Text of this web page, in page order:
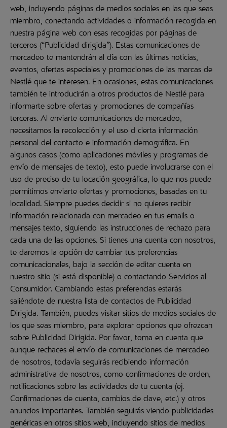
web, incluyendo páginas de medios sociales en las que seas
miembro, conectando actividades o información recogida en
nuestra página web con esas recogidas por páginas de
terceros (“Publicidad dirigida”). Estas comunicaciones de
mercadeo te mantendrán al día con las últimas noticias,
eventos, ofertas especiales y promociones de las marcas de
Nestlé que te interesen. En ocasiones, estas comunicaciones
también te introducirán a otros productos de Nestlé para
informarte sobre ofertas y promociones de compañías
terceras. Al enviarte comunicaciones de mercadeo,
necesitamos la recolección y el uso d cierta información
personal del contacto e información demográfica. En
algunos casos (como aplicaciones móviles y programas de
envío de mensajes de texto), esto puede involucrarse con el
uso de preciso de tu locación geográfica, lo que nos puede
permitirnos enviarte ofertas y promociones, basadas en tu
localidad. Siempre puedes decidir si no quieres recibir
información relacionada con mercadeo en tus emails o
mensajes texto, siguiendo las instrucciones de rechazo para
cada una de las opciones. Si tienes una cuenta con nosotros,
te daremos la opción de cambiar tus preferencias
comunicacionales, bajo la sección de editar cuenta en
nuestro sitio (si está disponible) o contactando Servicios al
Consumidor. Cambiando estas preferencias estarás
saliéndote de nuestra lista de contactos de Publicidad
Dirigida. También, puedes visitar sitios de medios sociales de
los que seas miembro, para explorar opciones que ofrezcan
sobre Publicidad Dirigida. Por favor, toma en cuenta que
aunque rechaces el envío de comunicaciones de mercadeo
de nosotros, todavía seguirás recibiendo información
administrativa de nosotros, como confirmaciones de orden,
notificaciones sobre las actividades de tu cuenta (ej.
Confirmaciones de cuenta, cambios de clave, etc.) y otros
anuncios importantes. También seguirás viendo publicidades
genéricas en otros sitios web, incluyendo sitios de medios